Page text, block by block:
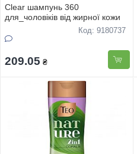
Clear шампунь 360
для_чоловіків від жирної кожи
Код: 9180737
209.05 ₴